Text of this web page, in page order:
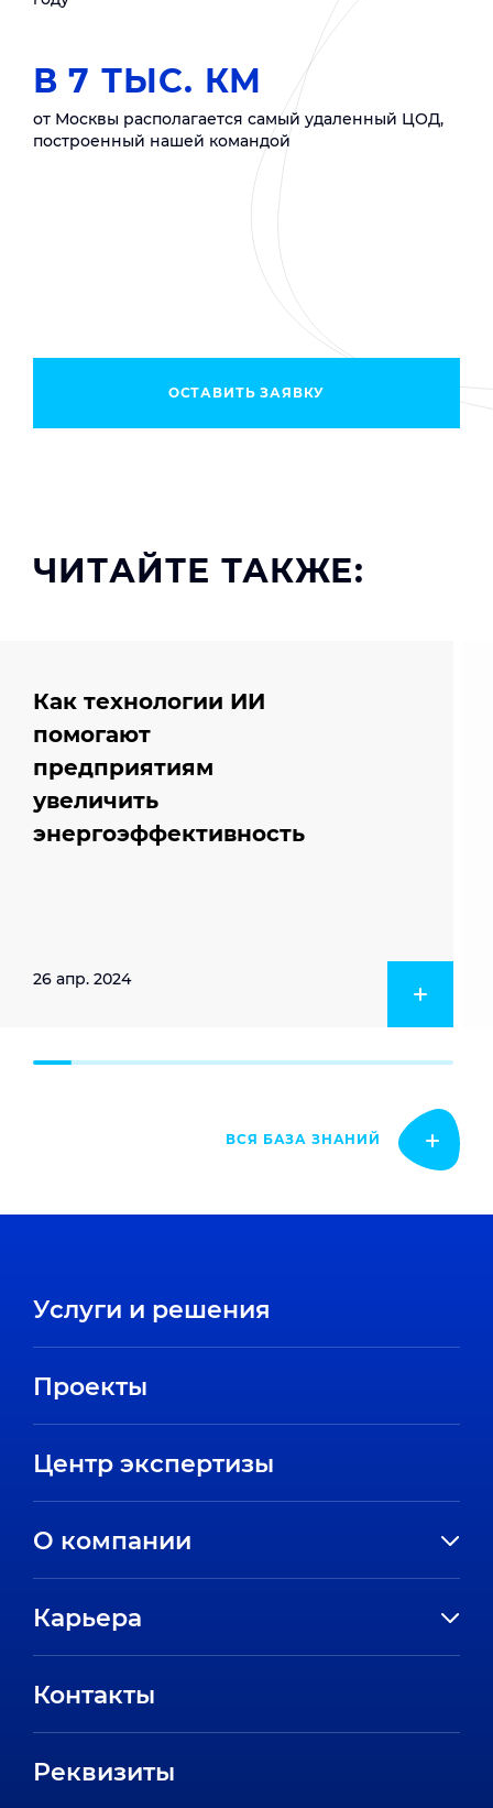
В 7 ТЫС. КМ
от Москвы располагается самый удаленный ЦОД,
построенный нашей командой
ОСТАВИТЬ ЗАЯВКУ
ЧИТАЙТЕ ТАКЖЕ:
Как технологии ИИ
помогают
предприятиям
увеличить
энергоэффективность
26 апр. 2024
ВСЯ БАЗА ЗНАНИЙ
Услуги и решения
Проекты
Центр экспертизы
О компании
Направления
Карьера
Стажировки
Контакты
Реквизиты